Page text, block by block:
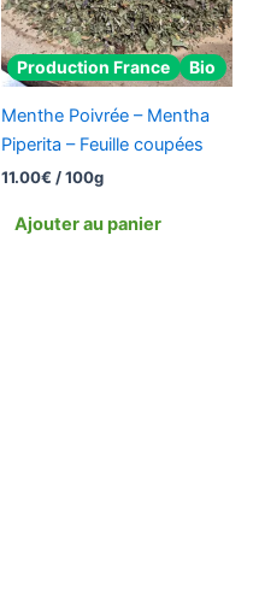
Production France Bio
Menthe Poivrée – Mentha
Piperita – Feuille coupées
11.00€ / 100g
Ajouter au panier